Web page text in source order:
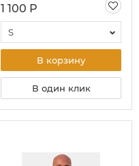
розовый
1 100 Р
S
В корзину
В один клик